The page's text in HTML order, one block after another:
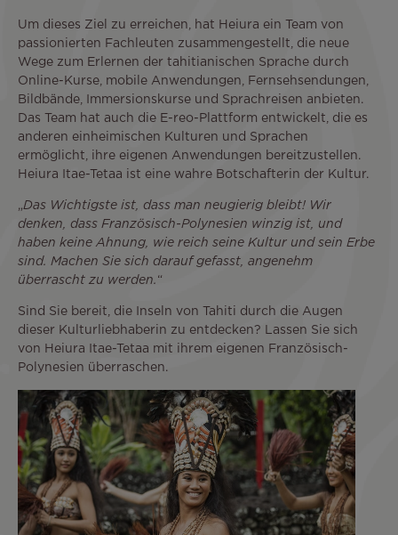
Um dieses Ziel zu erreichen, hat Heiura ein Team von
passionierten Fachleuten zusammengestellt, die neue
Wege zum Erlernen der tahitianischen Sprache durch
Online-Kurse, mobile Anwendungen, Fernsehsendungen,
Bildbände, Immersionskurse und Sprachreisen anbieten.
Das Team hat auch die E-reo-Plattform entwickelt, die es
anderen einheimischen Kulturen und Sprachen
ermöglicht, ihre eigenen Anwendungen bereitzustellen.
Heiura Itae-Tetaa ist eine wahre Botschafterin der Kultur.
„Das Wichtigste ist, dass man neugierig bleibt! Wir
denken, dass Französisch-Polynesien winzig ist, und
haben keine Ahnung, wie reich seine Kultur und sein Erbe
sind. Machen Sie sich darauf gefasst, angenehm
überrascht zu werden. “
Sind Sie bereit, die Inseln von Tahiti durch die Augen
dieser Kulturliebhaberin zu entdecken? Lassen Sie sich
von Heiura Itae-Tetaa mit ihrem eigenen Französisch-
Polynesien überraschen.